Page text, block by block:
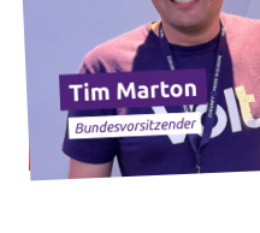
Mache mit!